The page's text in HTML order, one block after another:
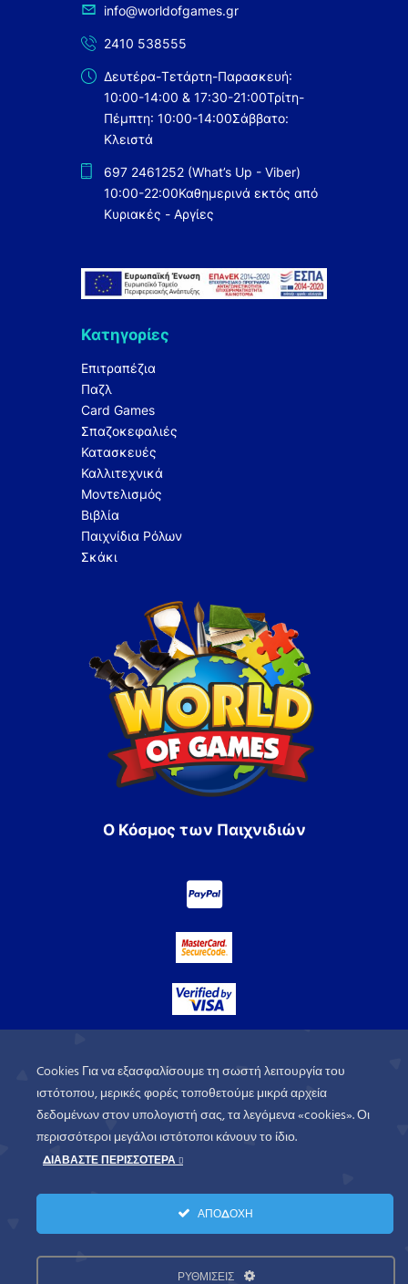
info@worldofgames.gr
2410 538555
Δευτέρα-Τετάρτη-Παρασκευή:
10:00-14:00 & 17:30-21:00Τρίτη-
Πέμπτη: 10:00-14:00Σάββατο:
Κλειστά
697 2461252 (What’s Up - Viber)
10:00-22:00Καθημερινά εκτός από
Κυριακές - Αργίες
Κατηγορίες
Επιτραπέζια
Παζλ
Card Games
Σπαζοκεφαλιές
Κατασκευές
Καλλιτεχνικά
Μοντελισμός
Βιβλία
Παιχνίδια Ρόλων
Σκάκι
Ο Κόσμος των Παιχνιδιών
© 2026. All rights
Πολιτική Απορρήτου Όροι Χρήσης
Cookies Για να εξασφαλίσουμε τη σωστή λειτουργία του
ιστότοπου, μερικές φορές τοποθετούμε μικρά αρχεία
δεδομένων στον υπολογιστή σας, τα λεγόμενα «cookies». Οι
περισσότεροι μεγάλοι ιστότοποι κάνουν το ίδιο.
ΔΙΑΒΑΣΤΕ ΠΕΡΙΣΣΟΤΕΡΑ
ΑΠΟΔΟΧΗ
ΡΥΘΜΙΣΕΙΣ